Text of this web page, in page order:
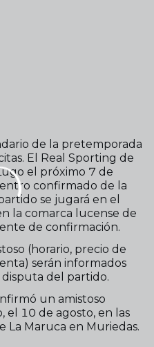
de la pretemporada
El Real Sporting de
el próximo 7 de
confirmado de la
se jugará en el
la comarca lucense de
de confirmación.
(horario, precio de
serán informados
disputa del partido.
un amistoso
el 10 de agosto, en las
La Maruca en Muriedas.